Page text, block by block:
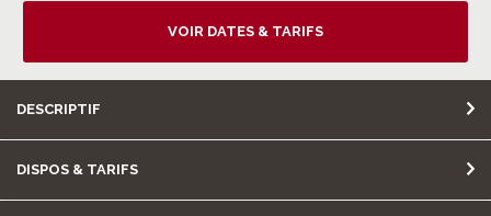
VOIR DATES & TARIFS
DESCRIPTIF
DISPOS & TARIFS